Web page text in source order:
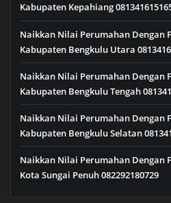
Kabupaten Kepahiang
Naikkan Nilai Perumahan Dengan
Kabupaten Bengkulu Utara
Naikkan Nilai Perumahan Dengan
Kabupaten Bengkulu Tengah
Naikkan Nilai Perumahan Dengan
Kabupaten Bengkulu Selatan
Naikkan Nilai Perumahan Dengan
Kota Sungai Penuh 082292180729